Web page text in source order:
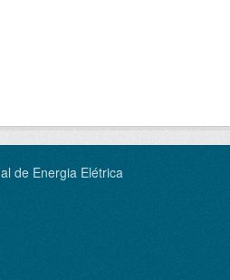
de Energia Elétrica